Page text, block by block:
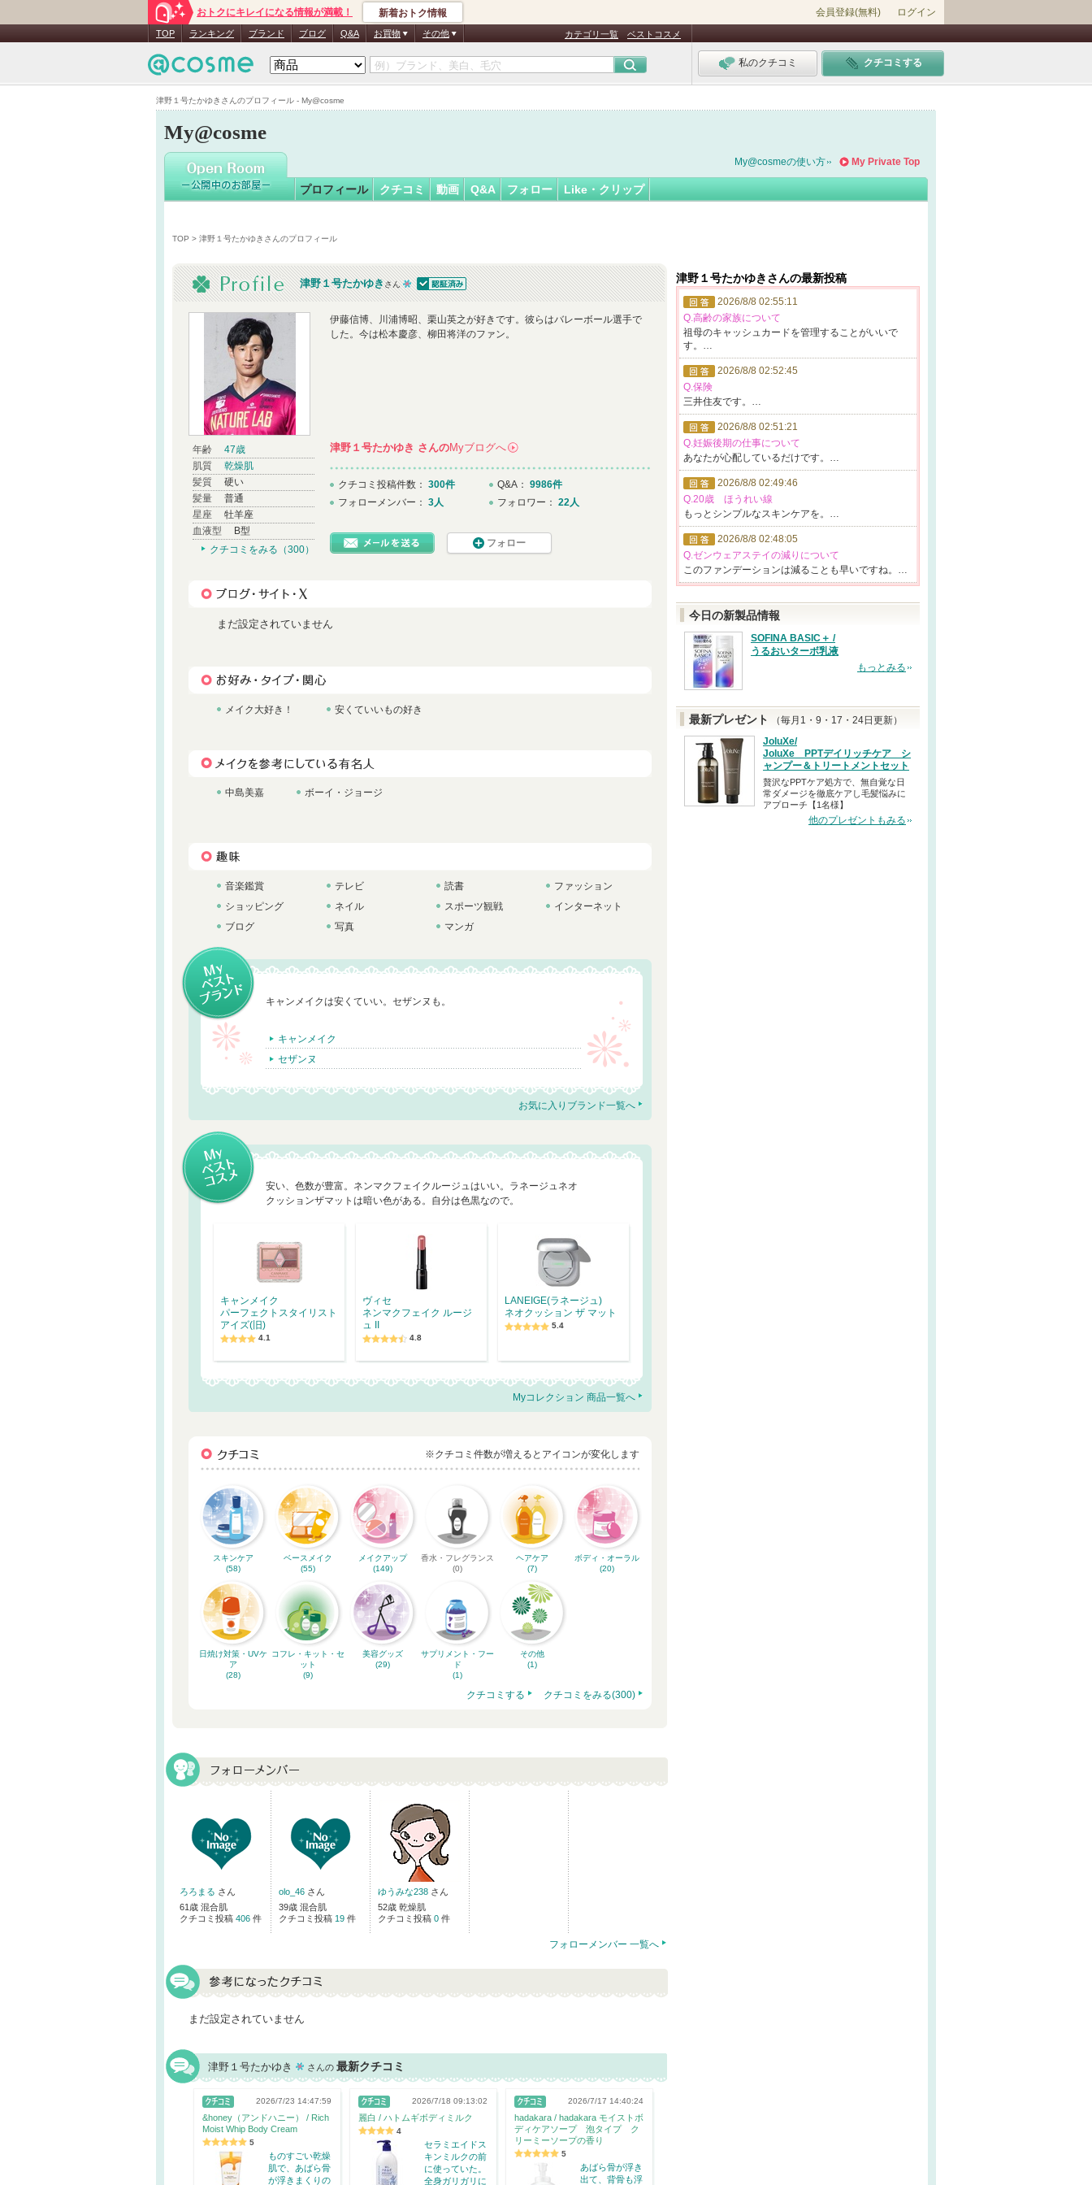
津野１号たかゆきさんのプロフィール - My@cosme
おトクにキレイになる情報が満載！ 新着おトク情報 会員登録(無料) ログイン
TOP ランキング ブランド ブログ Q&A お買物 その他 カテゴリ一覧 ベストコスメ
私のクチコミ クチコミする
My@cosme
津野１号たかゆきさん
認
証
My Private Top
My@cosmeの使い方
プロフィール クチコミ 動画 Q&A フォロー Like・クリップ
TOP > 津野１号たかゆきさんのプロフィール
津野１号たかゆきさん
認証済
年齢
47歳
肌質
乾燥肌
髪質
硬い
髪量
普通
星座
牡羊座
血液型
B型
クチコミをみる（300）
伊藤信博、川浦博昭、栗山英之が好きです。彼らはバレーボール選手で
した。今は松本慶彦、柳田将洋のファン。
津野１号たかゆき さんのMyブログへ
クチコミ投稿件数： 300件
フォローメンバー： 3人
Q&A： 9986件
フォロワー： 22人
フォロー
まだ設定されていません
メイク大好き！ 安くていいもの好き
中島美嘉 ボーイ・ジョージ
音楽鑑賞 テレビ 読書
ファッション
ショッピング
ネイル スポーツ観戦
インターネット
ブログ
写真 マンガ
キャンメイクは安くていい。セザンヌも。
キャンメイク
セザンヌ
お気に入りブランド一覧へ
安い、色数が豊富。ネンマクフェイクルージュはいい。ラネージュネオ
クッションザマットは暗い色がある。自分は色黒なので。
キャンメイク
パーフェクトスタイリスト
アイズ(旧)
4.1
ヴィセ
ネンマクフェイク ルージ
ュ II
4.8
LANEIGE(ラネージュ)
ネオクッション ザ マット
5.4
Myコレクション 商品一覧へ
※クチコミ件数が増えるとアイコンが変化します
スキンケア
(58)
ベースメイク
(55)
メイクアップ
(149)
香水・フレグランス
(0)
ヘアケア
(7)
ボディ・オーラル
(20)
日焼け対策・UVケ
ア
(28)
コフレ・キット・セ
ット
(9)
美容グッズ
(29)
サプリメント・フー
ド
(1)
その他
(1)
クチコミする クチコミをみる(300)
ろろまる さん
61歳 混合肌
クチコミ投稿 406 件
olo_46 さん
39歳 混合肌
クチコミ投稿 19 件
ゆうみな238 さん
52歳 乾燥肌
クチコミ投稿 0 件
フォローメンバー 一覧へ
まだ設定されていません
津野１号たかゆき さんの 最新クチコミ
2026/7/23 14:47:59
&honey（アンドハニー） / Rich
Moist Whip Body Cream
5
ものすごい乾燥
肌で、あばら骨
が浮きまくりの
2026/7/18 09:13:02
麗白 / ハトムギボディミルク
4
セラミエイドス
キンミルクの前
に使っていた。
全身ガリガリに
2026/7/17 14:40:24
hadakara / hadakara モイストボ
ディケアソープ 泡タイプ ク
リーミーソープの香り
5
あばら骨が浮き
出て、背骨も浮
津野１号たかゆきさんの最新投稿
2026/8/8 02:55:11
Q.高齢の家族について
祖母のキャッシュカードを管理することがいいで
す。…
2026/8/8 02:52:45
Q.保険
三井住友です。 …
2026/8/8 02:51:21
Q.妊娠後期の仕事について
あなたが心配しているだけです。…
2026/8/8 02:49:46
Q.20歳 ほうれい線
もっとシンプルなスキンケアを。…
2026/8/8 02:48:05
Q.ゼンウェアステイの減りについて
このファンデーションは減るこ とも早いですね。…
今日の新製品情報
SOFINA BASIC＋ /
うるおいターボ乳液
もっとみる
最新プレゼント
（毎月1・9・17・24日更新）
JoluXe/
JoluXe PPTデイリッチケア シ
ャンプー＆トリートメントセット
贅沢なPPTケア処方で、無自覚な日
常ダメージを徹底ケアし毛髪悩みに
アプローチ【1名様】
他のプレゼントもみる